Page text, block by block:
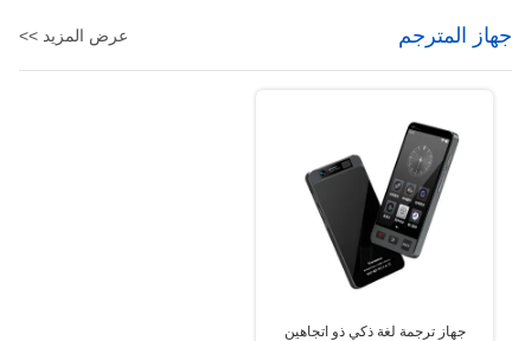
جهاز المترجم عرض المزيد >>
جهاز ترجمة لغة ذكي ذو اتجاهين